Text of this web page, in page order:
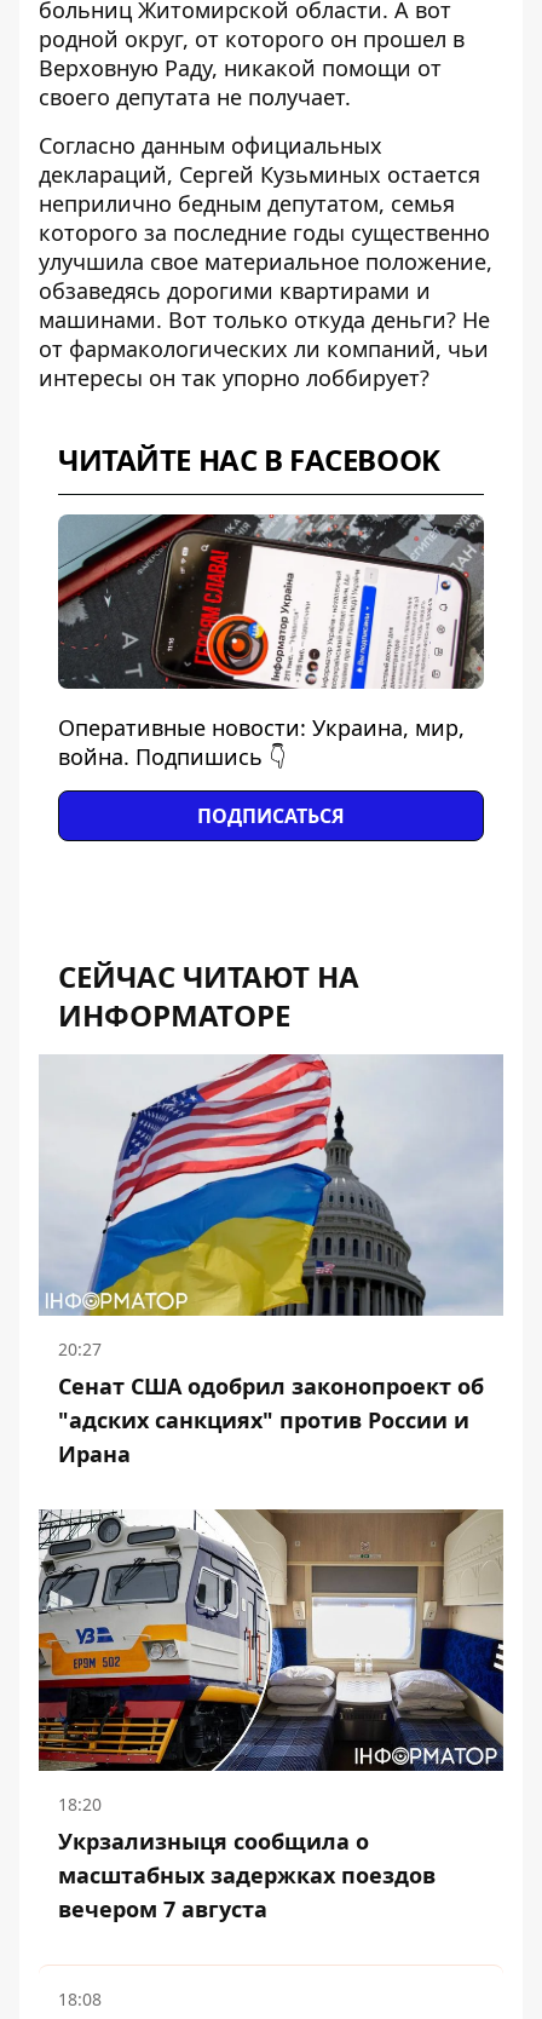
больниц Житомирской области. А вот
родной округ, от которого он прошел в
Верховную Раду, никакой помощи от
своего депутата не получает.
Согласно данным официальных
деклараций, Сергей Кузьминых остается
неприлично бедным депутатом, семья
которого за последние годы существенно
улучшила свое материальное положение,
обзаведясь дорогими квартирами и
машинами. Вот только откуда деньги? Не
от фармакологических ли компаний, чьи
интересы он так упорно лоббирует?
ЧИТАЙТЕ НАС В FACEBOOK
Оперативные новости: Украина, мир,
война. Подпишись 👇
ПОДПИСАТЬСЯ
СЕЙЧАС ЧИТАЮТ НА
ИНФОРМАТОРЕ
20:27
Сенат США одобрил законопроект об
"адских санкциях" против России и
Ирана
18:20
Укрзализныця сообщила о
масштабных задержках поездов
вечером 7 августа
18:08